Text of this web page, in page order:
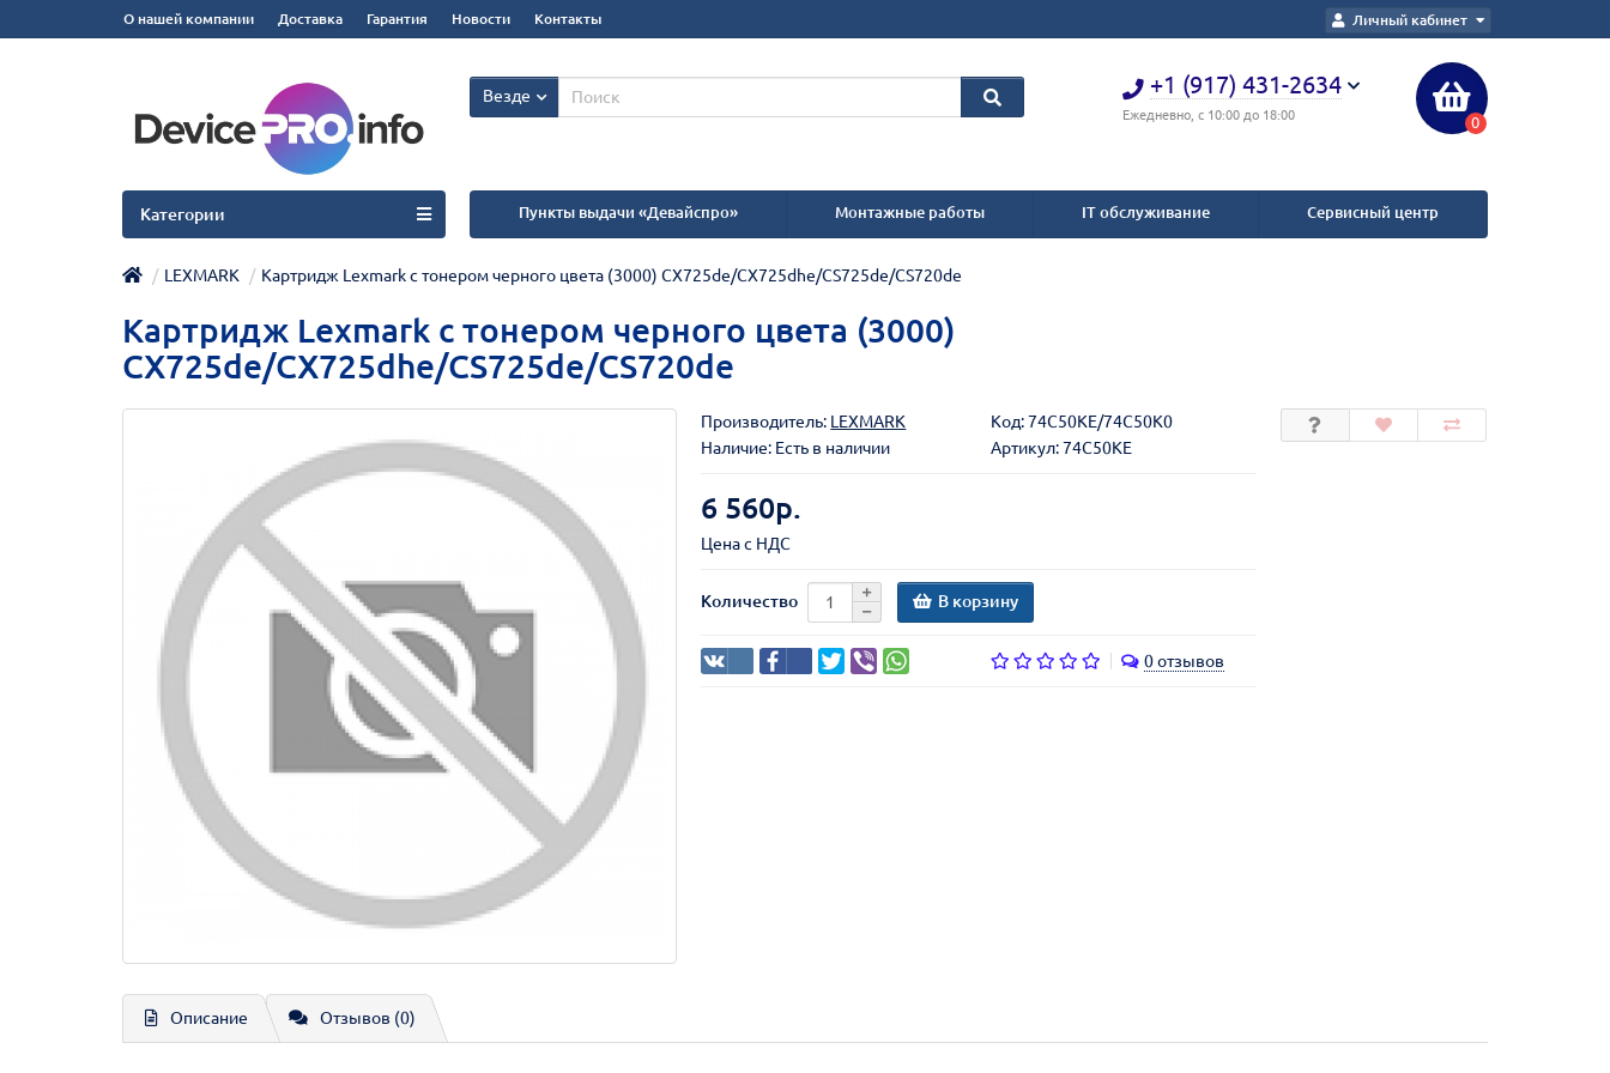
Личный кабинет
О нашей компании Доставка Гарантия Новости Контакты
+1 (917) 431-2634
Ежедневно, с 10:00 до 18:00 0
Везде
Пункты выдачи «Девайспро» Монтажные работы IT обслуживание Сервисный центр
Категории
LEXMARK Картридж Lexmark с тонером черного цвета (3000) CX725de/CX725dhe/CS725de/CS720de
Картридж Lexmark с тонером черного цвета (3000)
CX725de/CX725dhe/CS725de/CS720de
Производитель: LEXMARK Код:74C50KE/74C50K0
Наличие: Есть в наличии
Артикул: 74C50KE
6 560р.
Цена с НДС
Количество В корзину
0 отзывов
Описание Отзывов (0)